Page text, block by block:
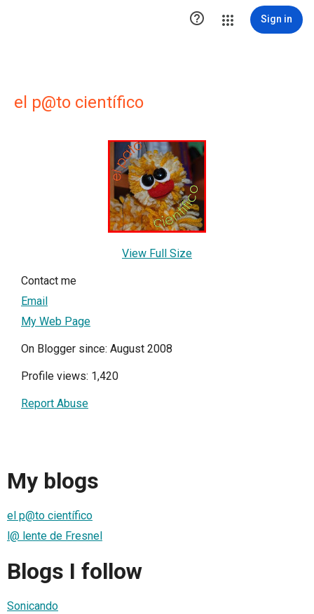
 Sign in
el p@to científico
View Full Size
Contact me
Email
My Web Page
On Blogger since: August 2008
Profile views: 1,420
Report Abuse
My blogs
el p@to científico
l@ lente de Fresnel
Blogs I follow
Sonicando